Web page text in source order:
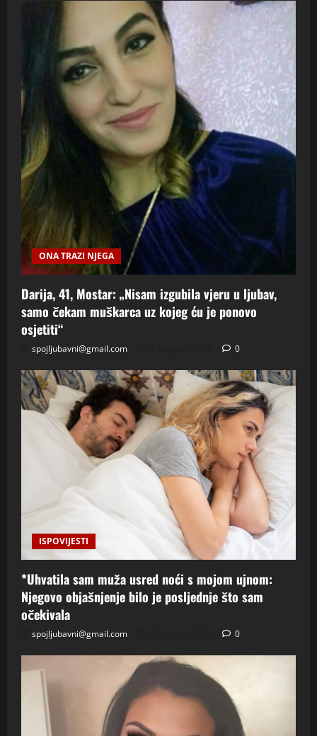
ONA TRAZI NJEGA
Darija, 41, Mostar: „Nisam izgubila vjeru u ljubav,
samo čekam muškarca uz kojeg ću je ponovo
osjetiti“
spojljubavni@gmail.com 0
ISPOVIJESTI
*Uhvatila sam muža usred noći s mojom ujnom:
Njegovo objašnjenje bilo je posljednje što sam
očekivala
spojljubavni@gmail.com 0